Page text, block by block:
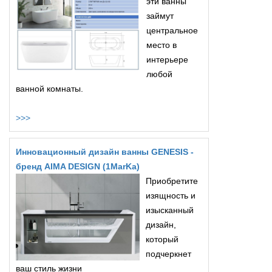
займут
центральное
место в
интерьере
любой
ванной комнаты.
>>>
Инновационный дизайн ванны GENESIS -
бренд AIMA DESIGN (1MarKa)
Приобретите
изящность и
изысканный
дизайн,
который
подчеркнет
ваш стиль жизни